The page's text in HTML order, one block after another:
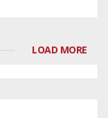
LOAD MORE